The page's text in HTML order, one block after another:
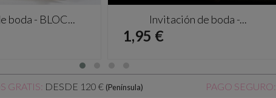
boda - BLOC... Invitación de boda -...
Precio
1,95 €
GRATIS: DESDE 120 € (Península) PAGO SEGURO: